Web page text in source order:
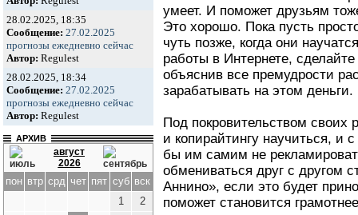
28.02.2025, 18:35
Сообщение: 27.02.2025
прогнозы ежедневно сейчас
Автор: Regulest
28.02.2025, 18:34
Сообщение: 27.02.2025
прогнозы ежедневно сейчас
Автор: Regulest
АРХИВ
август
2026
пон втр срд чет пят суб вск
1
2
умеет. И поможет друзьям
Это хорошо. Пока пусть
чуть позже, когда они
работы в Интернете,
объяснив все премудрости
зарабатывать на этом деньги.
Под покровительством своих
и копирайтингу научиться, и
бы им самим не
обмениваться друг с другом
Аннино», если это будет
поможет становится